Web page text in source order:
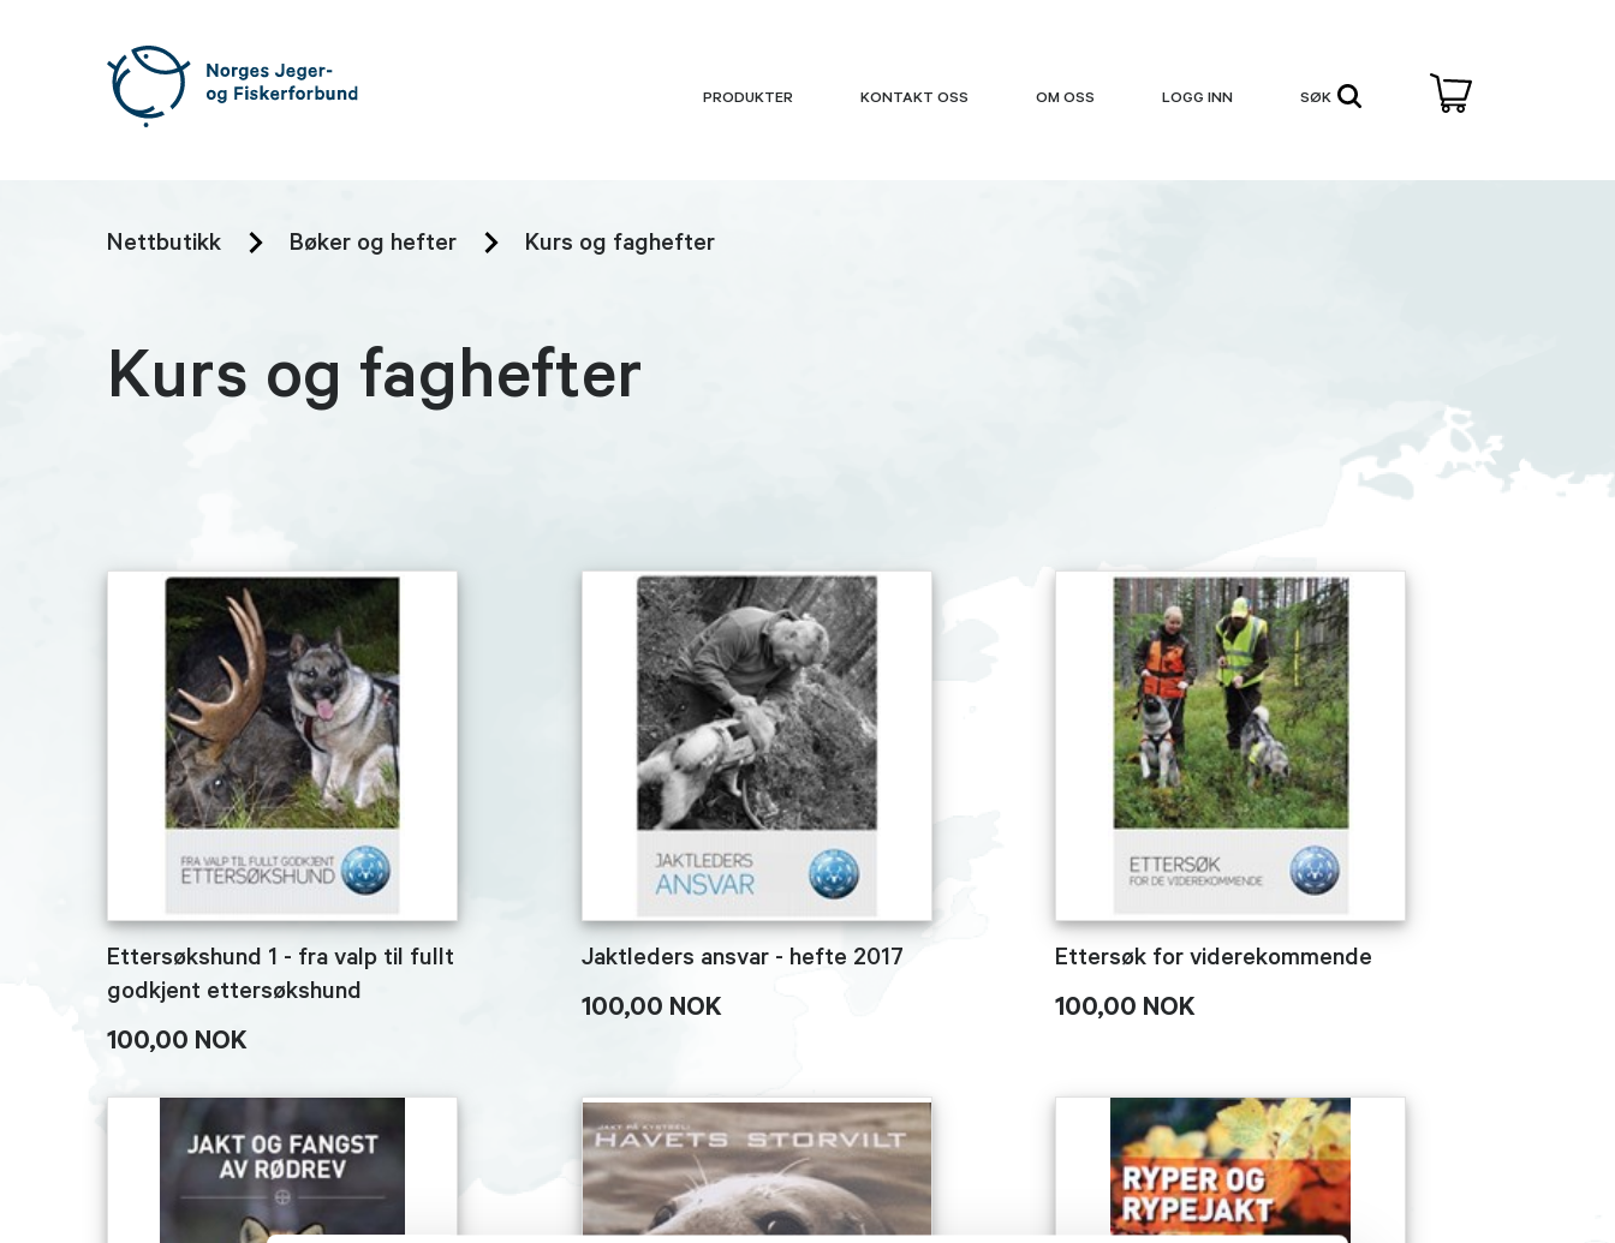
PRODUKTER KONTAKT OSS OM OSS LOGG INN SØK
Nettbutikk Bøker og hefter Kurs og faghefter
Kurs og faghefter
Ettersøkshund 1 - fra valp til fullt
godkjent ettersøkshund
100,00 NOK
Jaktleders ansvar - hefte 2017
100,00 NOK
Ettersøk for viderekommende
100,00 NOK